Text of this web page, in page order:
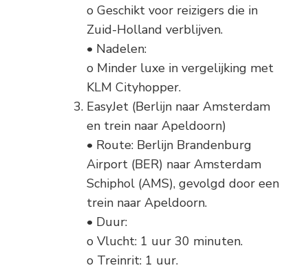
o Geschikt voor reizigers die in
Zuid-Holland verblijven.
• Nadelen:
o Minder luxe in vergelijking met
KLM Cityhopper.
EasyJet (Berlijn naar Amsterdam
en trein naar Apeldoorn)
• Route: Berlijn Brandenburg
Airport (BER) naar Amsterdam
Schiphol (AMS), gevolgd door een
trein naar Apeldoorn.
• Duur:
o Vlucht: 1 uur 30 minuten.
o Treinrit: 1 uur.